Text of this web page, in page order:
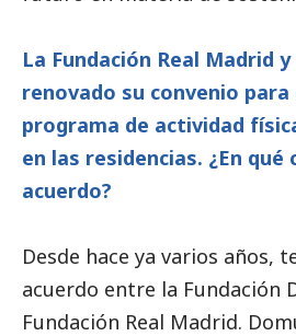
La Fundación Real Madrid y
renovado su convenio
programa de actividad
en las residencias. ¿En
acuerdo?
Desde hace ya varios años,
acuerdo entre la Fundación
Fundación Real Madrid.